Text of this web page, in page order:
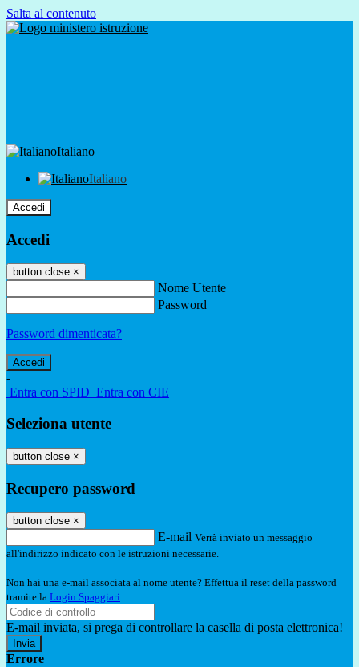
Salta al contenuto
Italiano
Italiano
Accedi
Accedi
button close ×
Nome Utente
Password
Password dimenticata?
-
Entra con SPID Entra con CIE
Seleziona utente
button close ×
Recupero password
button close ×
E-mail Verrà inviato un messaggio
all'indirizzo indicato con le istruzioni necessarie.
Non hai una e-mail associata al nome utente? Effettua il reset della password
tramite la Login Spaggiari
E-mail inviata, si prega di controllare la casella di posta elettronica!
Errore